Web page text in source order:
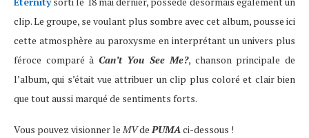
clip. Le groupe, se voulant plus sombre avec cet album, pousse ici
cette atmosphère au paroxysme en interprétant un univers plus
féroce comparé à Can’t You See Me?, chanson principale de
l’album, qui s’était vue attribuer un clip plus coloré et clair bien
que tout aussi marqué de sentiments forts.
Vous pouvez visionner le MVde PUMA ci-dessous !